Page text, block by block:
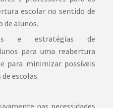
escolar no sentido de
de alunos.
e estratégias de
para uma reabertura
para minimizar possíveis
escolas.